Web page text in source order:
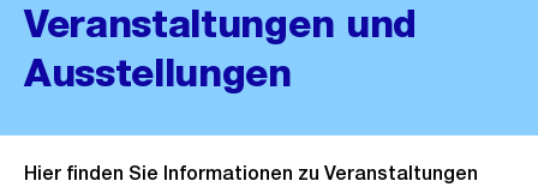
Veranstaltungen und
Ausstellungen
Hier finden Sie Informationen zu Veranstaltungen